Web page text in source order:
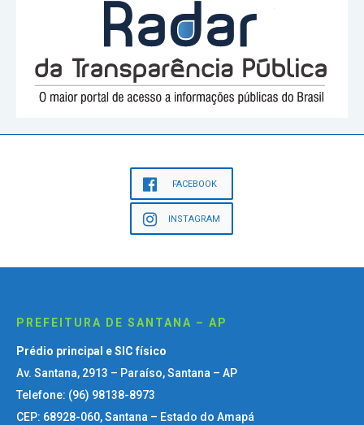
FACEBOOK
INSTAGRAM
PREFEITURA DE SANTANA – AP
Prédio principal e SIC físico
Av. Santana, 2913 – Paraíso, Santana – AP
Telefone: (96) 98138-8973
CEP: 68928-060, Santana – Estado do Amapá